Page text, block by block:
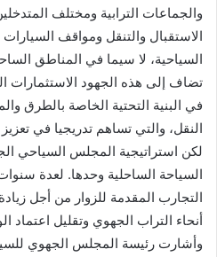
والجماعات الترابية ومختلف
الاستقبال والتنقل ومواقف السيارات
السياحية، لا سيما في المناطق
تضاف إلى هذه الجهود الاستثمارات
في البنية التحتية الخاصة بالطرق
النقل، والتي تساهم تدريجيا في
لكن استراتيجية المجلس السياحي
السياحة الساحلية وحدها. لعدة
التجارب المقدمة للزوار من أجل
أنحاء التراب الجهوي وتقليل